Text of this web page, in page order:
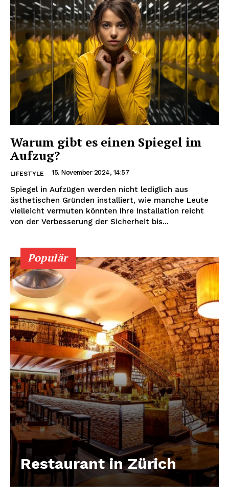
Warum gibt es einen Spiegel im
Aufzug?
LIFESTYLE 15. November 2024, 14:57
Spiegel in Aufzügen werden nicht lediglich aus
ästhetischen Gründen installiert, wie manche Leute
vielleicht vermuten könnten Ihre Installation reicht
von der Verbesserung der Sicherheit bis...
Populär
Restaurant in Zürich